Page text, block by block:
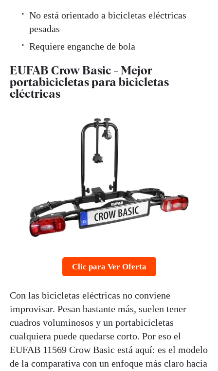
No está orientado a bicicletas eléctricas
pesadas
Requiere enganche de bola
EUFAB Crow Basic - Mejor
portabicicletas para bicicletas
eléctricas
Clic para Ver Oferta
Con las bicicletas eléctricas no conviene
improvisar. Pesan bastante más, suelen tener
cuadros voluminosos y un portabicicletas
cualquiera puede quedarse corto. Por eso el
EUFAB 11569 Crow Basic está aquí: es el modelo
de la comparativa con un enfoque más claro hacia